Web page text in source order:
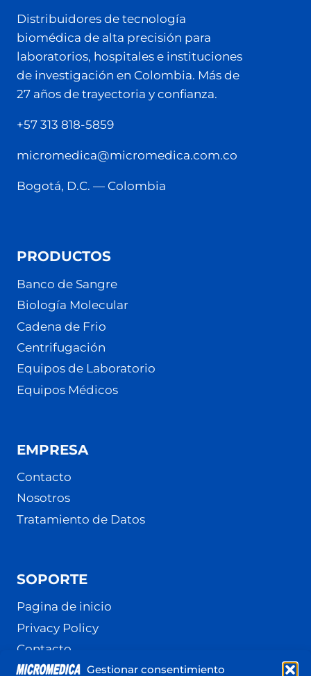
Gestionar consentimiento
Distribuidores de tecnología
biomédica de alta precisión para
laboratorios, hospitales e instituciones
de investigación en Colombia. Más de
27 años de trayectoria y confianza.
+57 313 818-5859
micromedica@micromedica.com.co
Bogotá, D.C. — Colombia
PRODUCTOS
Banco de Sangre
Biología Molecular
Cadena de Frio
Centrifugación
Equipos de Laboratorio
Equipos Médicos
EMPRESA
Contacto
Nosotros
Tratamiento de Datos
SOPORTE
Pagina de inicio
Privacy Policy
Contacto
Terminos y Condiciones